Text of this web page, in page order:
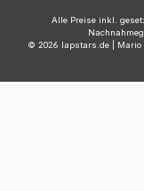
Alle Preise inkl.
© 2026 lapstars.de | Mario